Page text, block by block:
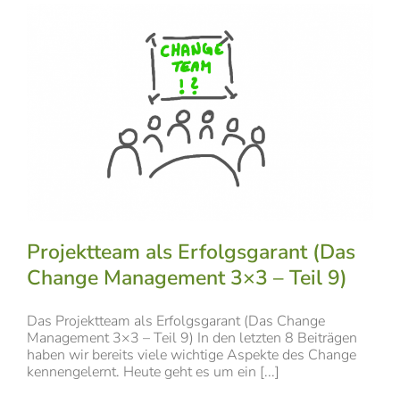
Projektteam als Erfolgsgarant (Das
Change Management 3×3 – Teil 9)
Das Projektteam als Erfolgsgarant (Das Change
Management 3×3 – Teil 9) In den letzten 8 Beiträgen
haben wir bereits viele wichtige Aspekte des Change
kennengelernt. Heute geht es um ein [...]